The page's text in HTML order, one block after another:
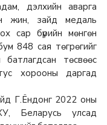
дэлхийн аварга
жин, зайд медаль
сар бүрийн мөнгөн
848 сая төгрөгийг
төсвөөс
хорооны даргад
Г.Ёндонг 2022 оны
Беларусь улсад